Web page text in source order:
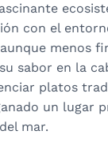
con el
menos
sabor en la
platos
un lugar
mar.